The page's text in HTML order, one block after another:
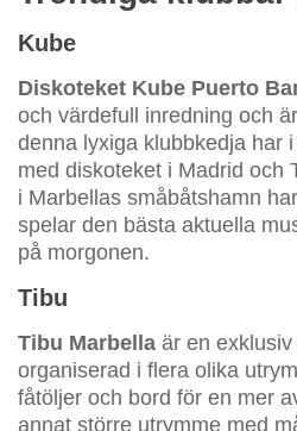
Kube
Diskoteket Kube Puerto
och värdefull inredning och
denna lyxiga klubbkedja har
med diskoteket i Madrid och
i Marbellas småbåtshamn
spelar den bästa aktuella
på morgonen.
Tibu
Tibu Marbella är en
organiserad i flera olika
fåtöljer och bord för en mer
annat större utrymme med